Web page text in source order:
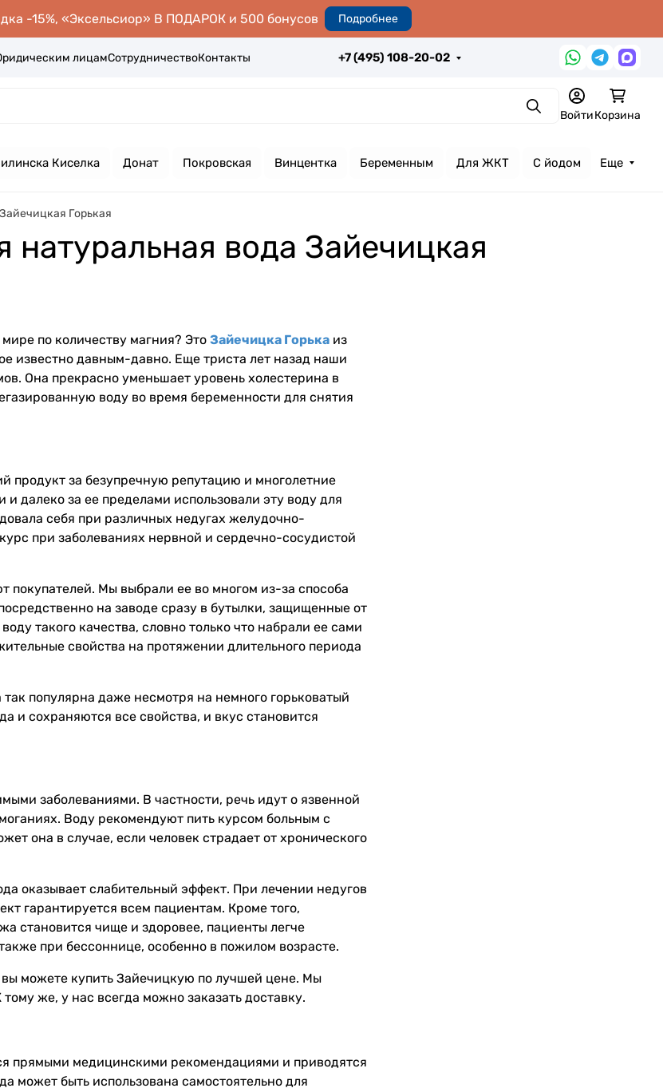
-15%, «Эксельсиор» В ПОДАРОК и 500 бонусов Подробнее
лицамСотрудничествоКонтакты +7 (495) 108-20-02
ПоискВойтиКорзина
Киселка Донат Покровская Винцентка Беременным Для ЖКТ С йодом Еще
Горькая
натуральная вода Зайечицкая
по количеству магния? Это Зайечицка Горька из
известно давным-давно. Еще триста лет назад наши
Она прекрасно уменьшает уровень холестерина в
воду во время беременности для снятия
продукт за безупречную репутацию и многолетние
далеко за ее пределами использовали эту воду для
себя при различных недугах желудочно-
при заболеваниях нервной и сердечно-сосудистой
покупателей. Мы выбрали ее во многом из-за способа
на заводе сразу в бутылки, защищенные от
такого качества, словно только что набрали ее сами
свойства на протяжении длительного периода
популярна даже несмотря на немного горьковатый
и сохраняются все свойства, и вкус становится
заболеваниями. В частности, речь идут о язвенной
Воду рекомендуют пить курсом больным с
она в случае, если человек страдает от хронического
оказывает слабительный эффект. При лечении недугов
гарантируется всем пациентам. Кроме того,
становится чище и здоровее, пациенты легче
при бессоннице, особенно в пожилом возрасте.
можете купить Зайечицкую по лучшей цене. Мы
же, у нас всегда можно заказать доставку.
прямыми медицинскими рекомендациями и приводятся
может быть использована самостоятельно для